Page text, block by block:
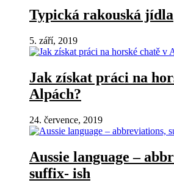
Typická rakouská jídla
5. září, 2019
Jak získat práci na
Alpách?
24. července, 2019
Aussie language –
suffix- ish